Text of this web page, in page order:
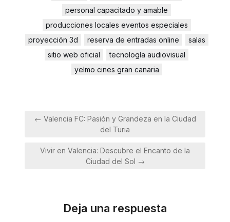
personal capacitado y amable
producciones locales eventos especiales
proyección 3d
reserva de entradas online
salas
sitio web oficial
tecnología audiovisual
yelmo cines gran canaria
Navegación
← Valencia FC: Pasión y Grandeza en la Ciudad
del Turia
Vivir en Valencia: Descubre el Encanto de la
Ciudad del Sol →
Deja una respuesta